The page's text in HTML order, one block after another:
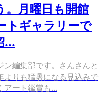
。月曜日も開館
トギャラリーで
...
編集部です。さんさんと
よりも猛暑になる見込みで
アート鑑賞も...